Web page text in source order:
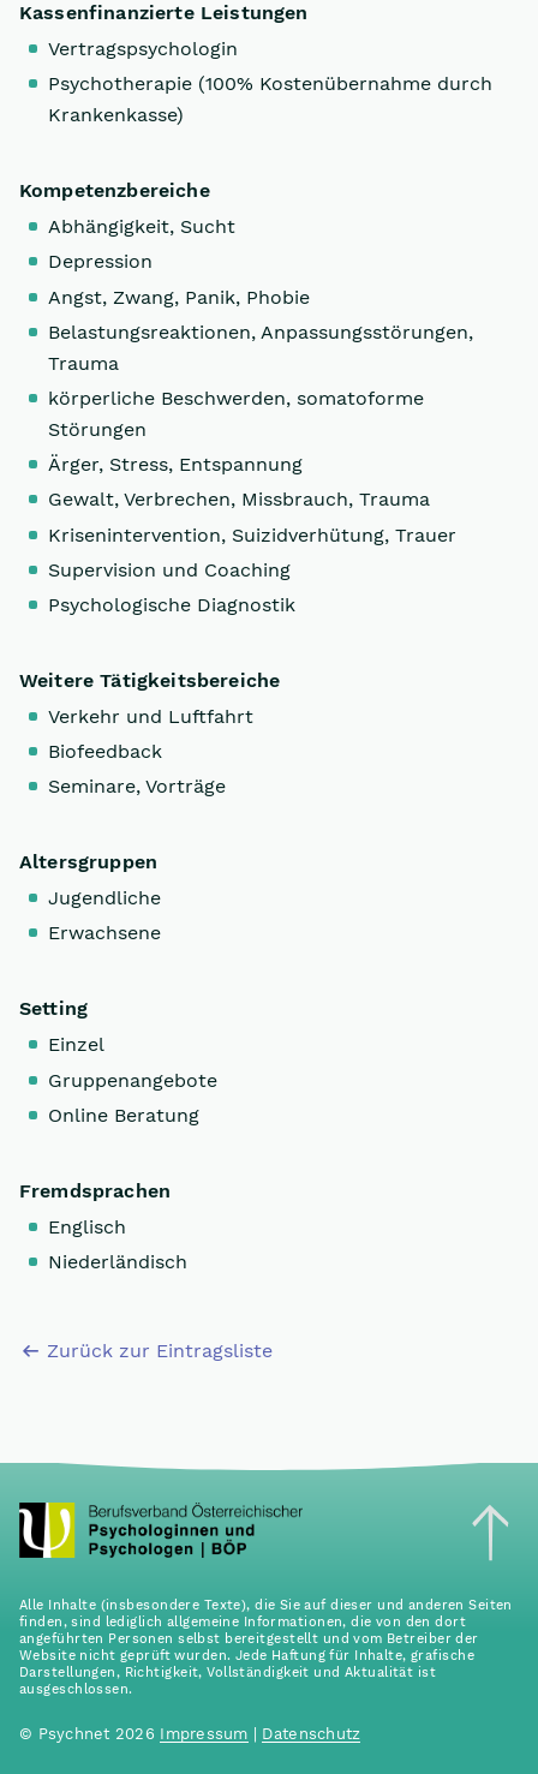
Kassenfinanzierte Leistungen
Vertragspsychologin
Psychotherapie (100% Kostenübernahme durch
Krankenkasse)
Kompetenzbereiche
Abhängigkeit, Sucht
Depression
Angst, Zwang, Panik, Phobie
Belastungsreaktionen, Anpassungsstörungen,
Trauma
körperliche Beschwerden, somatoforme
Störungen
Ärger, Stress, Entspannung
Gewalt, Verbrechen, Missbrauch, Trauma
Krisenintervention, Suizidverhütung, Trauer
Supervision und Coaching
Psychologische Diagnostik
Weitere Tätigkeitsbereiche
Verkehr und Luftfahrt
Biofeedback
Seminare, Vorträge
Altersgruppen
Jugendliche
Erwachsene
Setting
Einzel
Gruppenangebote
Online Beratung
Fremdsprachen
Englisch
Niederländisch
Zurück zur Eintragsliste
Alle Inhalte (insbesondere Texte), die Sie auf dieser und anderen Seiten
finden, sind lediglich allgemeine Informationen, die von den dort
angeführten Personen selbst bereitgestellt und vom Betreiber der
Website nicht geprüft wurden. Jede Haftung für Inhalte, grafische
Darstellungen, Richtigkeit, Vollständigkeit und Aktualität ist
ausgeschlossen.
© Psychnet 2026 Impressum Datenschutz